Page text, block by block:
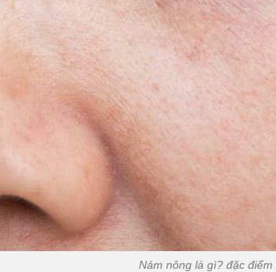
Nám nông là gì? đặc điểm